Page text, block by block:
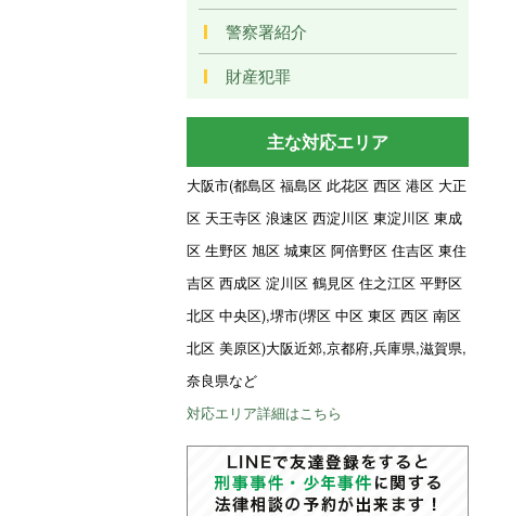
警察署紹介
財産犯罪
主な対応エリア
大阪市(都島区 福島区 此花区 西区 港区 大正
区 天王寺区 浪速区 西淀川区 東淀川区 東成
区 生野区 旭区 城東区 阿倍野区 住吉区 東住
吉区 西成区 淀川区 鶴見区 住之江区 平野区
北区 中央区),堺市(堺区 中区 東区 西区 南区
北区 美原区)大阪近郊,京都府,兵庫県,滋賀県,
奈良県など
対応エリア詳細はこちら